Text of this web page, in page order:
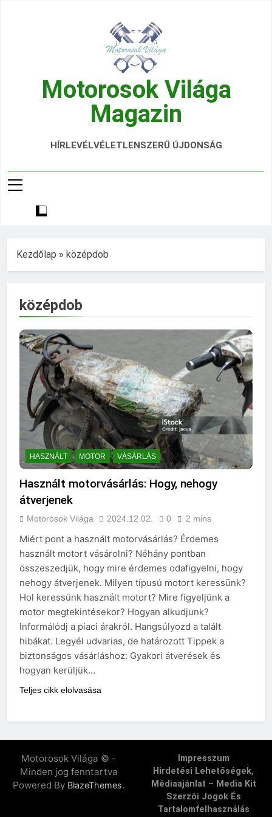
Motorosok Világa
Magazin
Hírek, Tesztek, Élmények Egy Helyen!
HÍRLEVÉLVÉLETLENSZERŰ ÚJDONSÁG
Kezdőlap » középdob
középdob
HASZNÁLT MOTOR VÁSÁRLÁS
Használt motorvásárlás: Hogy, nehogy
átverjenek
Motorosok Világa 2024.12.02. 0 2 mins
Miért pont a használt motorvásárlás? Érdemes
használt motort vásárolni? Néhány pontban
összeszedjük, hogy mire érdemes odafigyelni, hogy
nehogy átverjenek. Milyen típusú motort keressünk?
Hol keressünk használt motort? Mire figyeljünk a
motor megtekintésekor? Hogyan alkudjunk?
Informálódj a piaci árakról. Hangsúlyozd a talált
hibákat. Legyél udvarias, de határozott Tippek a
biztonságos vásárláshoz: Gyakori átverések és
hogyan kerüljük…
Teljes cikk elolvasása
Motorosok Világa © -
Minden jog fenntartva
Powered By BlazeThemes.
Impresszum
Hirdetési Lehetőségek,
Médiaajánlat – Media Kit
Szerzői Jogok És
Tartalomfelhasználás